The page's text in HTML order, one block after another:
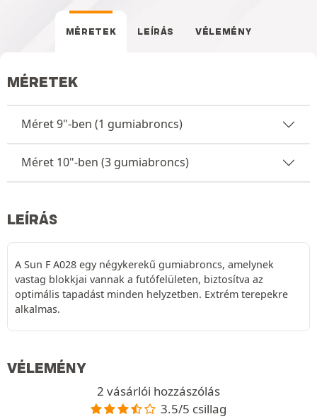
MÉRETEK LEÍRÁS VÉLEMÉNY
MÉRETEK
Méret 9"-ben (1 gumiabroncs)
Méret 10"-ben (3 gumiabroncs)
LEÍRÁS
A Sun F A028 egy négykerekű gumiabroncs, amelynek
vastag blokkjai vannak a futófelületen, biztosítva az
optimális tapadást minden helyzetben. Extrém terepekre
alkalmas.
VÉLEMÉNY
2 vásárlói hozzászólás
3.5/5 csillag